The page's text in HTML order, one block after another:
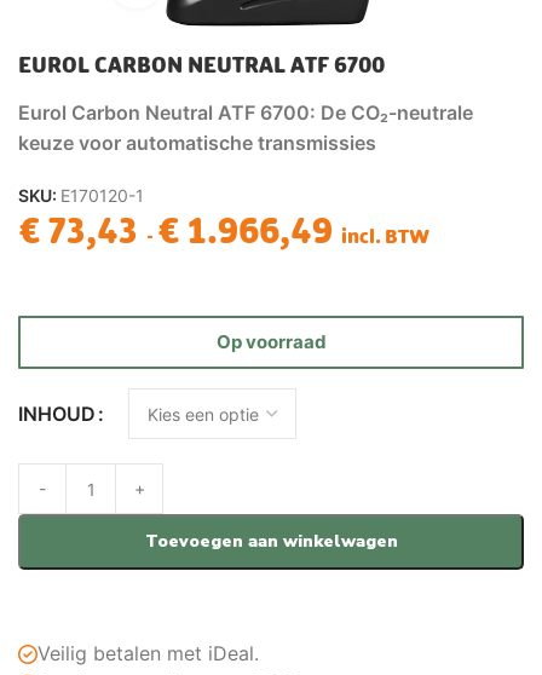
EUROL CARBON NEUTRAL ATF 6700
Eurol Carbon Neutral ATF 6700: De CO₂-neutrale
keuze voor automatische transmissies
SKU: E170120-1
€ 73,43 - € 1.966,49 incl. BTW
Op voorraad
INHOUD
Toevoegen aan winkelwagen
Veilig betalen met iDeal.